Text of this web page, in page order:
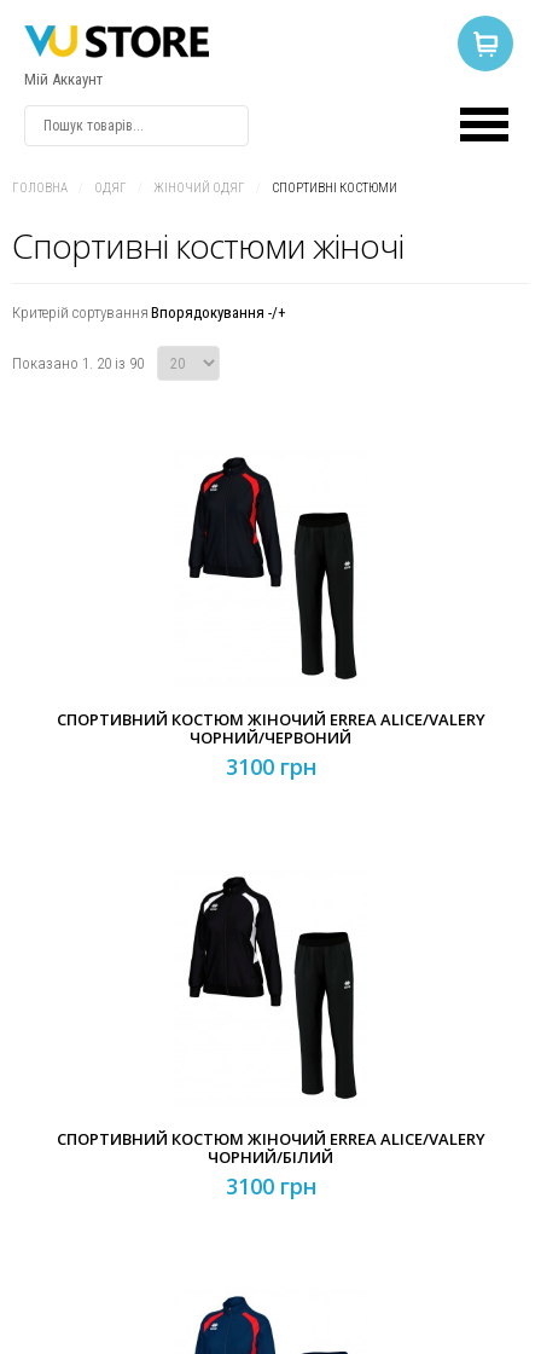
Мій Аккаунт
ГОЛОВНА ОДЯГ ЖІНОЧИЙ ОДЯГ СПОРТИВНІ КОСТЮМИ
Спортивні костюми жіночі
Критерій сортування Впорядокування -/+
Показано 1. 20 із 90
СПОРТИВНИЙ КОСТЮМ ЖІНОЧИЙ ERREA ALICE/VALERY
ЧОРНИЙ/ЧЕРВОНИЙ
3100 грн
СПОРТИВНИЙ КОСТЮМ ЖІНОЧИЙ ERREA ALICE/VALERY
ЧОРНИЙ/БІЛИЙ
3100 грн
ВХІД
Логін
Пароль
Забули свій логін?